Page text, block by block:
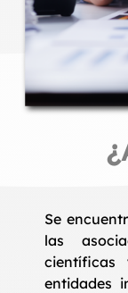
Se
las
científicas
entidades